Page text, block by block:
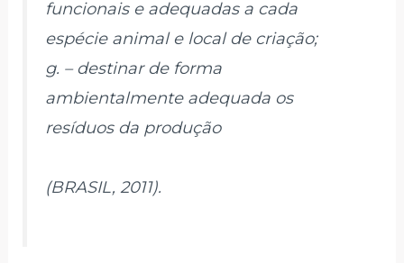
funcionais e adequadas a cada
espécie animal e local de criação;
g. – destinar de forma
ambientalmente adequada os
resíduos da produção
(BRASIL, 2011).